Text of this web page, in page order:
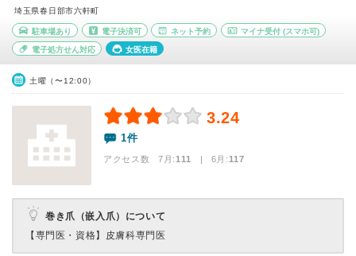
埼玉県春日部市六軒町
駐車場あり 電子決済可 ネット予約 マイナ受付 (スマホ可)
電子処方せん対応 女医在籍
土曜（〜12:00）
3.24
1件
アクセス数 7月:111 | 6月:117
巻き爪（嵌入爪）について
【専門医・資格】 皮膚科専門医